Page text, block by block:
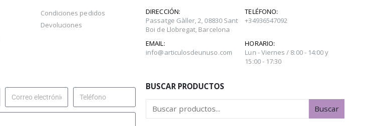
Condiciones pedidos
Devoluciones
DIRECCIÓN:
Passatge Gàller, 2, 08830 Sant
Boi de Llobregat, Barcelona
TELÉFONO:
+34936547092
EMAIL:
info@articulosdeunuso.com
HORARIO:
Lun - Viernes / 8:00 - 14:00 y
15:00 - 17:30
BUSCAR PRODUCTOS
Buscar